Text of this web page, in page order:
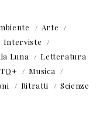
Arte
Interviste
Luna
Letteratura
Musica
Ritratti
Scienze